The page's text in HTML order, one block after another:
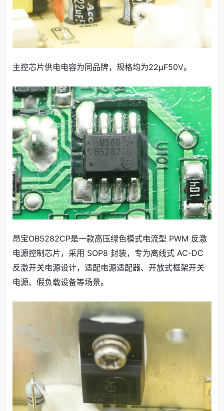
主控芯片供电电容为同品牌，规格均为22μF50V。
昂宝OB5282CP是一款高压绿色模式电流型 PWM 反激
电源控制芯片，采用 SOP8 封装，专为离线式 AC-DC
反激开关电源设计，适配电源适配器、开放式框架开关
电源、假负载设备等场景。